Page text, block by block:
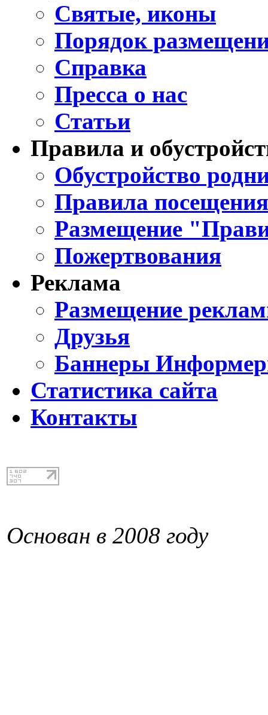
Святые, иконы
Порядок
Справка
Пресса о нас
Статьи
Правила и
Обустройство
Правила
Размещение
Пожертвования
Реклама
Размещение
Друзья
Баннеры
Статистика сайта
Контакты
Основан в 2008 году